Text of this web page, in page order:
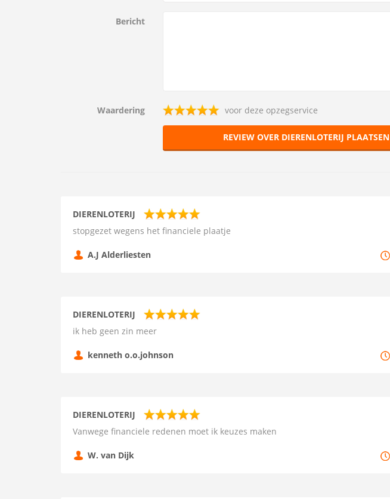
Bericht
Waardering voor deze opzegservice
REVIEW OVER DIERENLOTERIJ PLAATSEN
DIERENLOTERIJ
stopgezet wegens het financiele plaatje
A.J Alderliesten
DIERENLOTERIJ
ik heb geen zin meer
kenneth o.o.johnson
DIERENLOTERIJ
Vanwege financiele redenen moet ik keuzes maken
W. van Dijk